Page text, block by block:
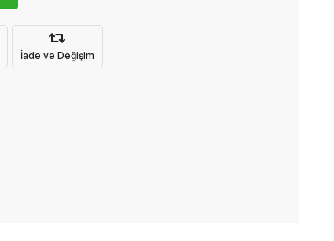
İade ve Değişim